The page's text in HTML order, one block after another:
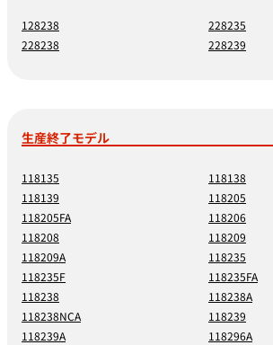
128238
228235
228238
228239
生産終了モデル
118135
118138
118139
118205
118205FA
118206
118208
118209
118209A
118235
118235F
118235FA
118238
118238A
118238NCA
118239
118239A
118296A